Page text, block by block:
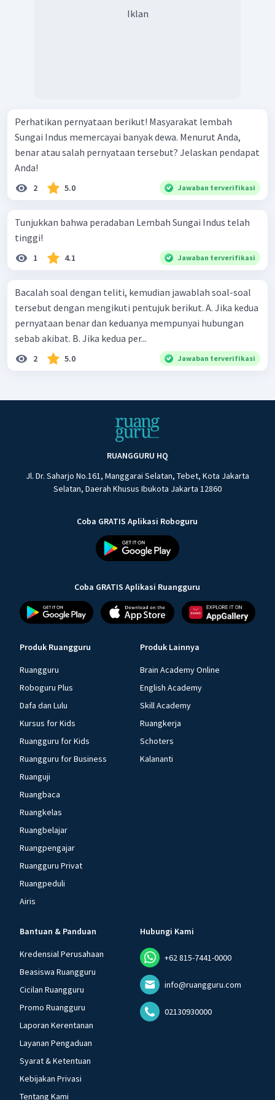
Dengan demikian, dapat dikatakan bahwa peninggalan
Iklan
Perhatikan pernyataan berikut! Masyarakat lembah
Sungai Indus memercayai banyak dewa. Menurut Anda,
benar atau salah pernyataan tersebut? Jelaskan pendapat
Anda!
2 5.0 Jawaban terverifikasi
Tunjukkan bahwa peradaban Lembah Sungai Indus telah
tinggi!
1 4.1 Jawaban terverifikasi
Bacalah soal dengan teliti, kemudian jawablah soal-soal
tersebut dengan mengikuti pentujuk berikut. A. Jika kedua
pernyataan benar dan keduanya mempunyai hubungan
sebab akibat. B. Jika kedua per...
2 5.0 Jawaban terverifikasi
RUANGGURU HQ
Jl. Dr. Saharjo No.161, Manggarai Selatan, Tebet, Kota Jakarta
Selatan, Daerah Khusus Ibukota Jakarta 12860
Coba GRATIS Aplikasi Roboguru
Coba GRATIS Aplikasi Ruangguru
Produk Ruangguru
Ruangguru
Roboguru Plus
Dafa dan Lulu
Kursus for Kids
Ruangguru for Kids
Ruangguru for Business
Ruanguji
Ruangbaca
Ruangkelas
Ruangbelajar
Ruangpengajar
Ruangguru Privat
Ruangpeduli
Airis
Produk Lainnya
Brain Academy Online
English Academy
Skill Academy
Ruangkerja
Schoters
Kalananti
Bantuan & Panduan
Kredensial Perusahaan
Beasiswa Ruangguru
Cicilan Ruangguru
Promo Ruangguru
Laporan Kerentanan
Layanan Pengaduan
Syarat & Ketentuan
Kebijakan Privasi
Tentang Kami
Hubungi Kami
+62 815-7441-0000
info@ruangguru.com
02130930000